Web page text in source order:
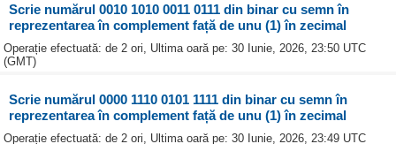
Scrie numărul 0010 1010 0011 0111 din binar cu semn în
reprezentarea în complement față de unu (1) în zecimal
Operație efectuată: de 2 ori, Ultima oară pe: 30 Iunie, 2026, 23:50 UTC
(GMT)
Scrie numărul 0000 1110 0101 1111 din binar cu semn în
reprezentarea în complement față de unu (1) în zecimal
Operație efectuată: de 2 ori, Ultima oară pe: 30 Iunie, 2026, 23:49 UTC